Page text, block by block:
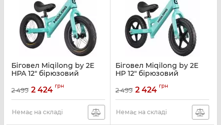
Біговел Miqilong by 2E
HPA 12" бірюзовий
2 499 2 424 грн
Немає на складі
Біговел Miqilong by 2E
HP 12" бірюзовий
2 499 2 424 грн
Немає на складі